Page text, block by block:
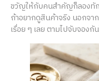
ขวัญให้กับคนสำคัญก็ลองทัก
ถ้าอยากดูสินค้าจริง นอกจา
เรื่อย ๆ เลย ตามไปจับจองกั